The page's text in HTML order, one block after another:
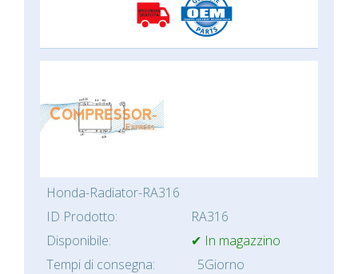
Honda-Radiator-RA316
ID Prodotto:
RA316
Disponibile:
✔ In magazzino
Tempi di consegna:
5Giorno